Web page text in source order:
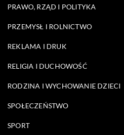
PRAWO, RZĄD I POLITYKA
PRZEMYSŁ I ROLNICTWO
REKLAMA I DRUK
RELIGIA I DUCHOWOŚĆ
RODZINA I WYCHOWANIE DZIECI
SPOŁECZEŃSTWO
SPORT